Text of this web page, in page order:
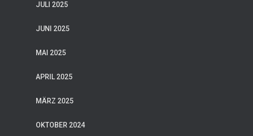
JULI 2025
JUNI 2025
MAI 2025
APRIL 2025
MÄRZ 2025
OKTOBER 2024